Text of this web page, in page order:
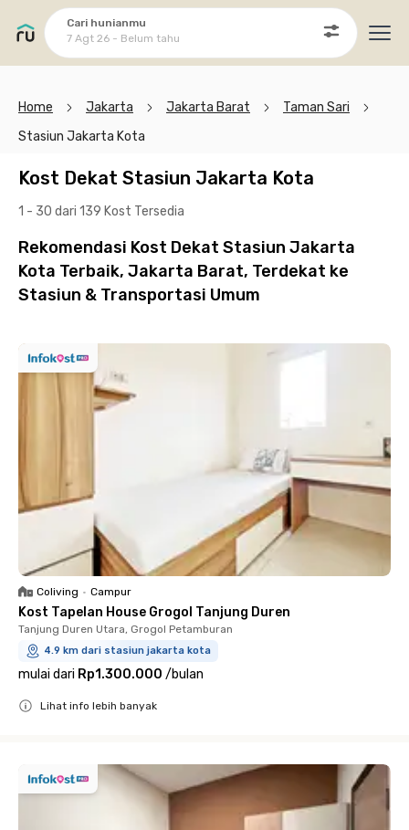
Cari hunianmu
7 Agt 26 - Belum tahu
Home Jakarta Jakarta Barat
Taman Sari
Stasiun Jakarta Kota
Kost Dekat Stasiun Jakarta Kota
1 - 30 dari 139 Kost Tersedia
Rekomendasi Kost Dekat Stasiun Jakarta
Kota Terbaik, Jakarta Barat, Terdekat ke
Stasiun & Transportasi Umum
Coliving • Campur
Kost Tapelan House Grogol Tanjung Duren
Tanjung Duren Utara, Grogol Petamburan
4.9 km dari stasiun jakarta kota
mulai dari Rp1.300.000 /bulan
Lihat info lebih banyak